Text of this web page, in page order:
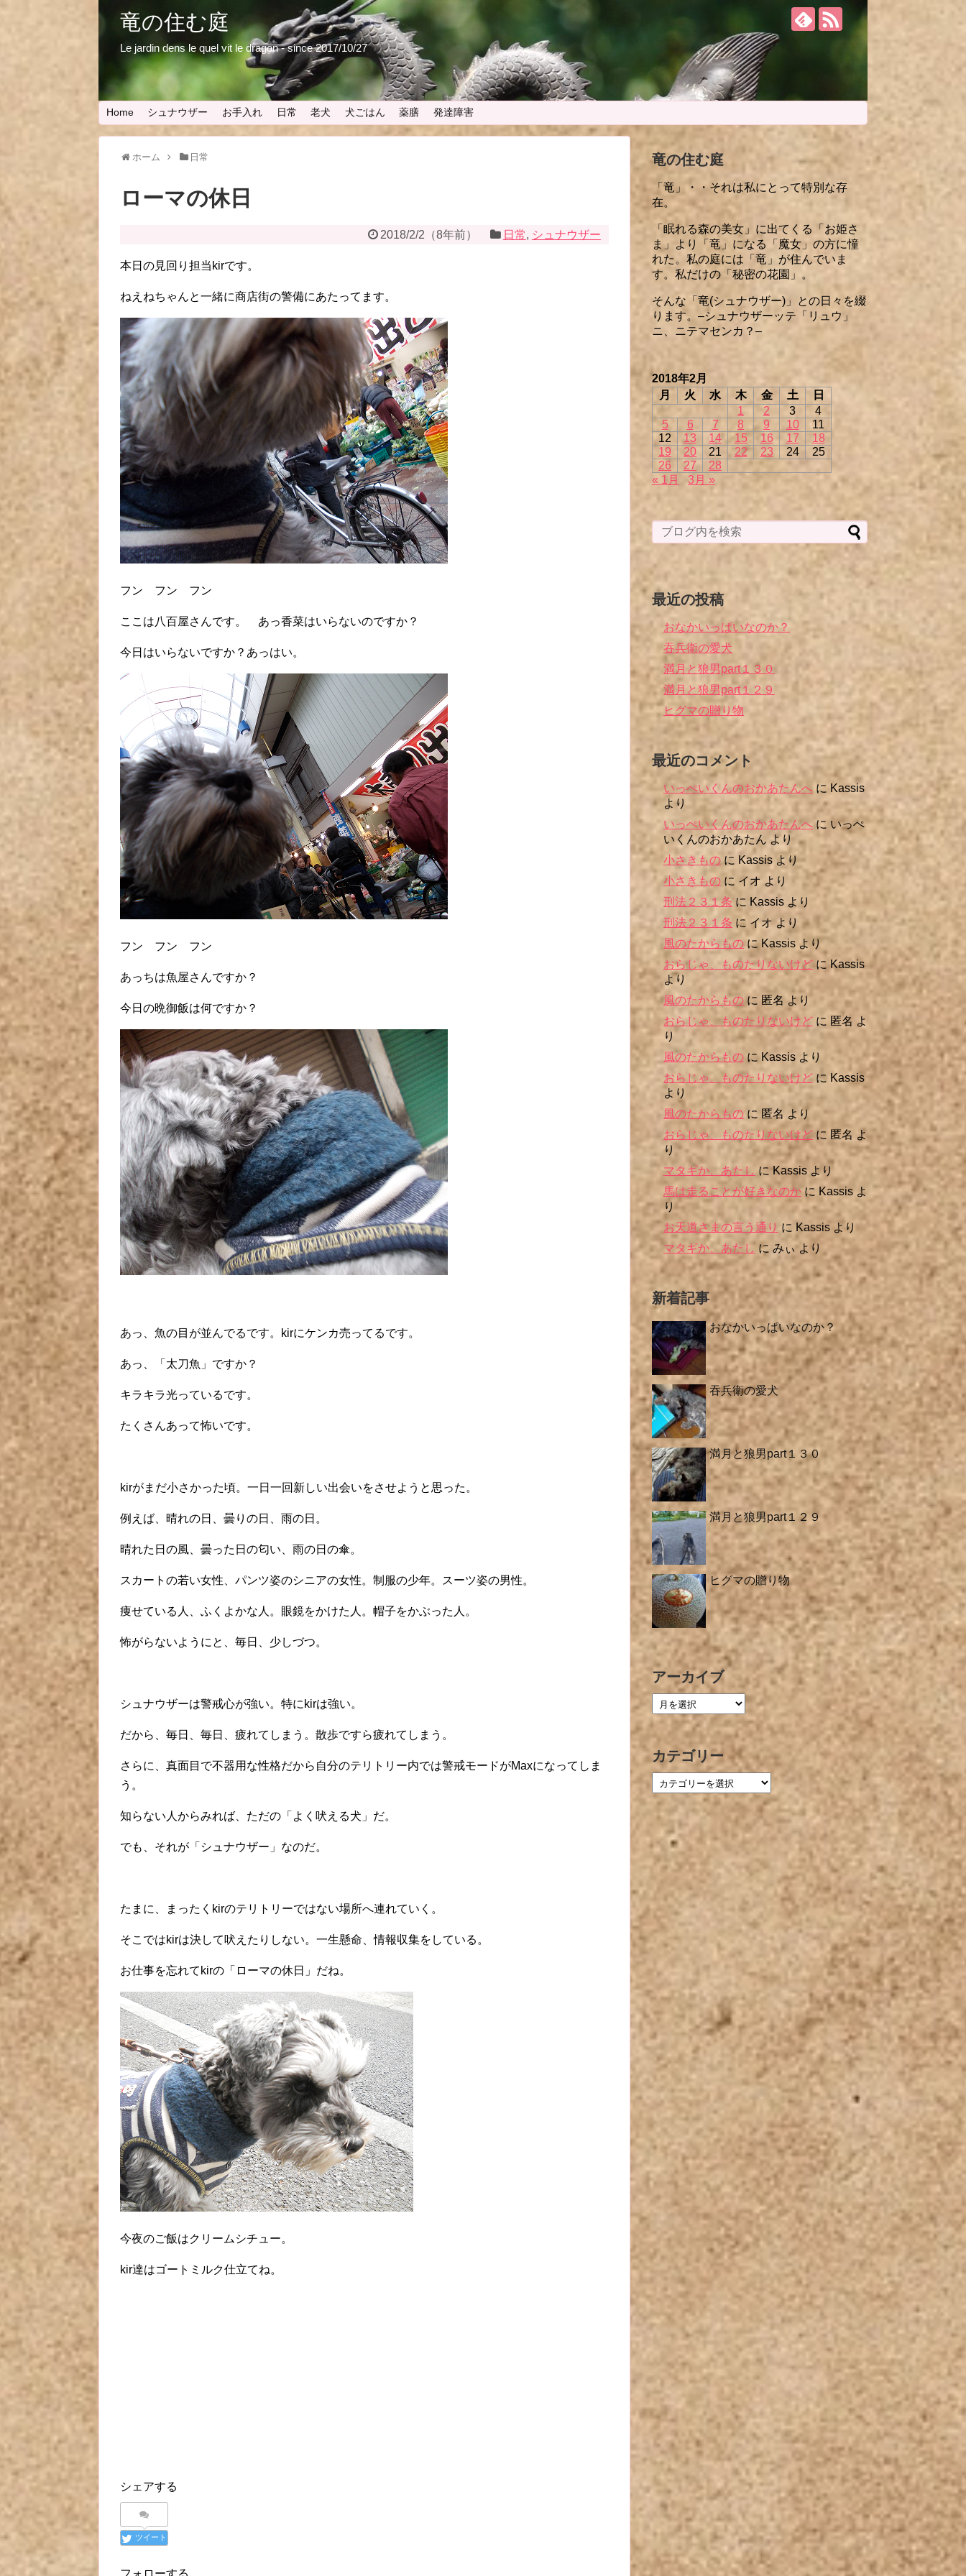
竜の住む庭
Le jardin dens le quel vit le dragon - since 2017/10/27
Home シュナウザー お手入れ 日常 老犬 犬ごはん 薬膳 発達障害
ホーム 日常
ローマの休日
2018/2/2 （8年前） 日常, シュナウザー
本日の見回り担当kirです。
ねえねちゃんと一緒に商店街の警備にあたってます。
フン フン フン
ここは八百屋さんです。 あっ香菜はいらないのですか？
今日はいらないですか？あっはい。
フン フン フン
あっちは魚屋さんですか？
今日の晩御飯は何ですか？
あっ、魚の目が並んでるです。kirにケンカ売ってるです。
あっ、「太刀魚」ですか？
キラキラ光っているです。
たくさんあって怖いです。
kirがまだ小さかった頃。一日一回新しい出会いをさせようと思った。
例えば、晴れの日、曇りの日、雨の日。
晴れた日の風、曇った日の匂い、雨の日の傘。
スカートの若い女性、パンツ姿のシニアの女性。制服の少年。スーツ姿の男性。
痩せている人、ふくよかな人。眼鏡をかけた人。帽子をかぶった人。
怖がらないようにと、毎日、少しづつ。
シュナウザーは警戒心が強い。特にkirは強い。
だから、毎日、毎日、疲れてしまう。散歩ですら疲れてしまう。
さらに、真面目で不器用な性格だから自分のテリトリー内では警戒モードがMaxになってしま
う。
知らない人からみれば、ただの「よく吠える犬」だ。
でも、それが「シュナウザー」なのだ。
たまに、まったくkirのテリトリーではない場所へ連れていく。
そこではkirは決して吠えたりしない。一生懸命、情報収集をしている。
お仕事を忘れてkirの「ローマの休日」だね。
今夜のご飯はクリームシチュー。
kir達はゴートミルク仕立てね。
シェアする
ツイート
フォローする
竜の住む庭
「竜」・・それは私にとって特別な存
在。
「眠れる森の美女」に出てくる「お姫さ
ま」より「竜」になる「魔女」の方に憧
れた。私の庭には「竜」が住んでいま
す。私だけの「秘密の花園」。
そんな「竜(シュナウザー)」との日々を綴
ります。–シュナウザーッテ「リュウ」
ニ、ニテマセンカ？–
2018年2月
月
火 水 木 金 土
日
1
2 3
4
5
6 7 8 9 10
11
12
13 14 15 16 17
18
19
20 21 22 23 24
25
26
27
28
« 1月
3月 »
最近の投稿
おなかいっぱいなのか？
吞兵衛の愛犬
満月と狼男part１３０
満月と狼男part１２９
ヒグマの贈り物
最近のコメント
いっぺいくんのおかあたんへ に Kassis
より
いっぺいくんのおかあたんへ に いっぺ
いくんのおかあたん より
小さきもの に Kassis より
小さきもの に イオ より
刑法２３１条 に Kassis より
刑法２３１条 に イオ より
風のたからもの に Kassis より
おらじゃ、ものたりないけど にKassis
より
風のたからもの に 匿名 より
おらじゃ、ものたりないけど に 匿名 よ
り
風のたからもの に Kassis より
おらじゃ、ものたりないけど に Kassis
より
風のたからもの に 匿名 より
おらじゃ、ものたりないけど に 匿名 よ
り
マタギか、あたし に Kassis より
馬は走ることが好きなのか に Kassis よ
り
お天道さまの言う通り に Kassis より
マタギか、あたし に みぃより
新着記事
おなかいっぱいなのか？
吞兵衛の愛犬
満月と狼男part１３０
満月と狼男part１２９
ヒグマの贈り物
アーカイブ
カテゴリー